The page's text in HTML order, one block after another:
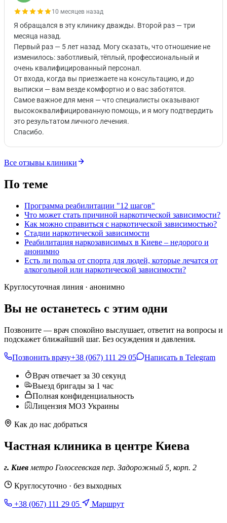
10 месяцев назад
Я обращался в эту клинику дважды. Второй раз — три
месяца назад.
Первый раз — 5 лет назад. Могу сказать, что отношение не
изменилось: заботливый, тёплый, профессиональный и
очень квалифицированный персонал.
От входа, когда вы приезжаете на консультацию, и до
выписки — вам везде комфортно и о вас заботятся.
Самое важное для меня — что специалисты оказывают
высококвалифицированную помощь, и я могу подтвердить
это результатом личного лечения.
Спасибо.
Все отзывы клиники
По теме
Программа реабилитации "12 шагов"
Что может стать причиной наркотической зависимости?
Как можно справиться с наркотической зависимостью?
Cтадии наркотической зависимости
Реабилитация наркозависимых в Киеве – недорого и
анонимно
Есть ли польза от спорта для людей, которые лечатся от
алкогольной или наркотической зависимости?
Круглосуточная линия · анонимно
Вы не останетесь с этим одни
Позвоните — врач спокойно выслушает, ответит на вопросы и
подскажет ближайший шаг. Без осуждения и давления.
Позвонить врачу+38 (067) 111 29 05 Написать в Telegram
Врач отвечает за 30 секунд
Выезд бригады за 1 час
Полная конфиденциальность
Лицензия МОЗ Украины
Как до нас добраться
Частная клиника в центре Киева
г. Киев метро Голосеевская пер. Задорожный 5, корп. 2
Круглосуточно · без выходных
+38 (067) 111 29 05 Маршрут